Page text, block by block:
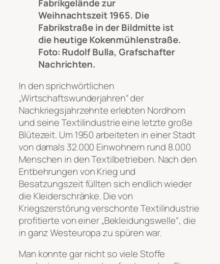
Fabrikgelände zur
Weihnachtszeit 1965. Die
Fabrikstraße in der Bildmitte ist
die heutige Kokenmühlenstraße.
Foto: Rudolf Bulla, Grafschafter
Nachrichten.
In den sprichwörtlichen
„Wirtschaftswunderjahren“ der
Nachkriegsjahrzehnte erlebten Nordhorn
und seine Textilindustrie eine letzte große
Blütezeit. Um 1950 arbeiteten in einer Stadt
von damals 32.000 Einwohnern rund 8.000
Menschen in den Textilbetrieben. Nach den
Entbehrungen von Krieg und
Besatzungszeit füllten sich endlich wieder
die Kleiderschränke. Die von
Kriegszerstörung verschonte Textilindustrie
profitierte von einer „Bekleidungswelle“, die
in ganz Westeuropa zu spüren war.
Man konnte gar nicht so viele Stoffe